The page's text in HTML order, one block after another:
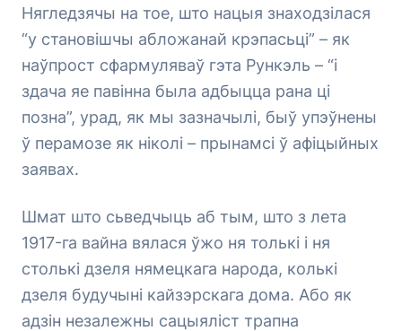
Нягледзячы на тое, што нацыя знаходзілася
“у становішчы абложанай крэпасьці” – як
наўпрост сфармуляваў гэта Рункэль – “і
здача яе павінна была адбыцца рана ці
позна”, урад, як мы зазначылі, быў упэўнены
ў перамозе як ніколі – прынамсі ў афіцыйных
заявах.
Шмат што сьведчыць аб тым, што з лета
1917-га вайна вялася ўжо ня толькі і ня
столькі дзеля нямецкага народа, колькі
дзеля будучыні кайзэрскага дома. Або як
адзін незалежны сацыяліст трапна